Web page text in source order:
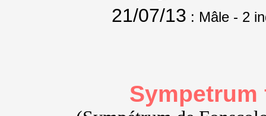
21/07/13 : Mâle - 2